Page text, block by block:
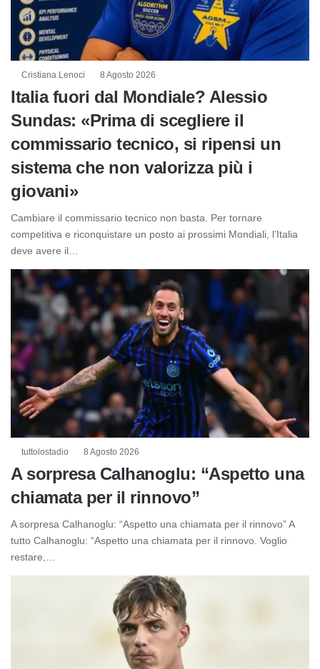
Cristiana Lenoci 8 Agosto 2026
Italia fuori dal Mondiale? Alessio
Sundas: «Prima di scegliere il
commissario tecnico, si ripensi un
sistema che non valorizza più i
giovani»
Cambiare il commissario tecnico non basta. Per tornare
competitiva e riconquistare un posto ai prossimi Mondiali, l’Italia
deve avere il…
tuttolostadio 8 Agosto 2026
A sorpresa Calhanoglu: “Aspetto una
chiamata per il rinnovo”
A sorpresa Calhanoglu: “Aspetto una chiamata per il rinnovo” A
tutto Calhanoglu: “Aspetto una chiamata per il rinnovo. Voglio
restare,…